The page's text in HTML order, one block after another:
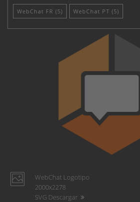
WebChat FR (5) WebChat PT (5)
WebChat Logotipo
2000x2278
SVG Descargar